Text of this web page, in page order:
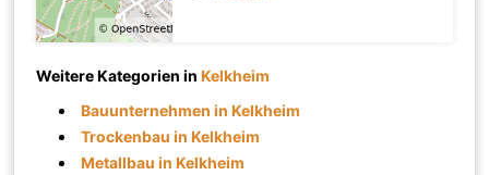
Weitere Kategorien inKelkheim
Bauunternehmen in Kelkheim
Trockenbau in Kelkheim
Metallbau in Kelkheim